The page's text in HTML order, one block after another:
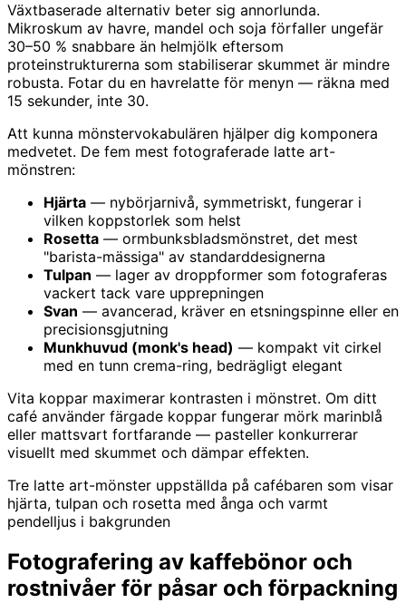
Växtbaserade alternativ beter sig annorlunda.
Mikroskum av havre, mandel och soja förfaller ungefär
30–50 % snabbare än helmjölk eftersom
proteinstrukturerna som stabiliserar skummet är mindre
robusta. Fotar du en havrelatte för menyn — räkna med
15 sekunder, inte 30.
Att kunna mönstervokabulären hjälper dig komponera
medvetet. De fem mest fotograferade latte art-
mönstren:
Hjärta — nybörjarnivå, symmetriskt, fungerar i
vilken koppstorlek som helst
Rosetta — ormbunksbladsmönstret, det mest
"barista-mässiga" av standarddesignerna
Tulpan — lager av droppformer som fotograferas
vackert tack vare upprepningen
Svan — avancerad, kräver en etsningspinne eller en
precisionsgjutning
Munkhuvud (monk's head) — kompakt vit cirkel
med en tunn crema-ring, bedrägligt elegant
Vita koppar maximerar kontrasten i mönstret. Om ditt
café använder färgade koppar fungerar mörk marinblå
eller mattsvart fortfarande — pasteller konkurrerar
visuellt med skummet och dämpar effekten.
Tre latte art-mönster uppställda på cafébaren som visar
hjärta, tulpan och rosetta med ånga och varmt
pendelljus i bakgrunden
Fotografering av kaffebönor och
rostnivåer för påsar och förpackning